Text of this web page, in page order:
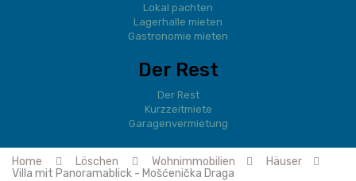
Lokal pachten
Lagerhalle mieten
Gastronomie mieten
Der Rest
Der Rest
Kurzzeitmiete
Garagenvermietung
Home Löschen Wohnimmobilien
Häuser
Villa mit Panoramablick - Mošćenička Draga